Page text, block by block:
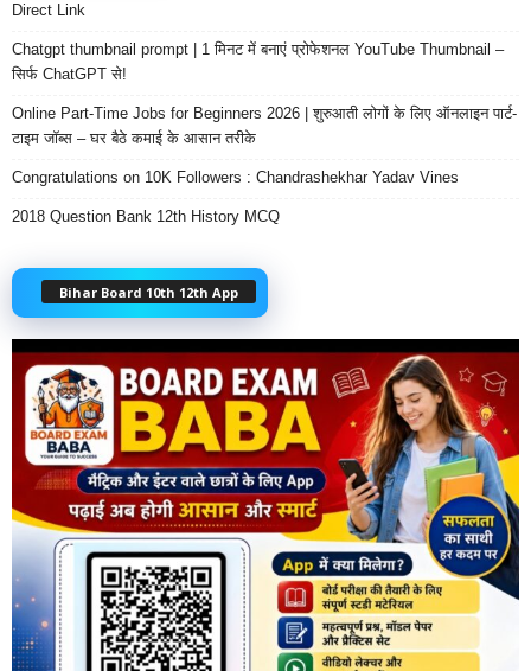
Direct Link
Chatgpt thumbnail prompt | 1 मिनट में बनाएं प्रोफेशनल YouTube Thumbnail –
सिर्फ ChatGPT से!
Online Part-Time Jobs for Beginners 2026 | शुरुआती लोगों के लिए ऑनलाइन पार्ट-
टाइम जॉब्स – घर बैठे कमाई के आसान तरीके
Congratulations on 10K Followers : Chandrashekhar Yadav Vines
2018 Question Bank 12th History MCQ
Bihar Board 10th 12th App